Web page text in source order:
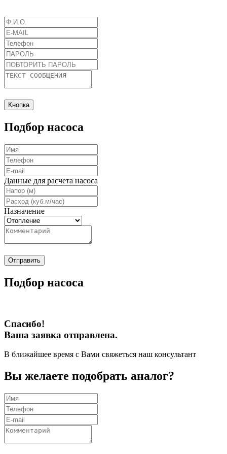
Кнопка
Подбор насоса
Данные для расчета насоса
Назначение
Отправить
Подбор насоса
Спасибо!
Ваша заявка отправлена.
В ближайшее время с Вами свяжеться наш консультант
Вы желаете подобрать аналог?